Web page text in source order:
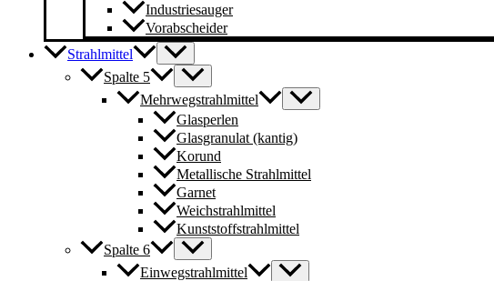
Industriesauger
Vorabscheider
Strahlmittel
Spalte 5
Mehrwegstrahlmittel
Glasperlen
Glasgranulat (kantig)
Korund
Metallische Strahlmittel
Garnet
Weichstrahlmittel
Kunststoffstrahlmittel
Spalte 6
Einwegstrahlmittel